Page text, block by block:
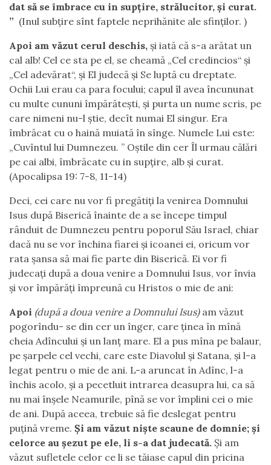
dat să se îmbrace cu in supţire, strălucitor, şi curat.
” (Inul subţire sînt faptele neprihănite ale sfinţilor. )
Apoi am văzut cerul deschis, şi iată că s-a arătat un
cal alb! Cel ce sta pe el, se cheamă „Cel credincios“ şi
„Cel adevărat“, şi El judecă şi Se luptă cu dreptate.
Ochii Lui erau ca para focului; capul îl avea încununat
cu multe cununi împărăteşti, şi purta un nume scris, pe
care nimeni nu-l ştie, decît numai El singur. Era
îmbrăcat cu o haină muiată în sînge. Numele Lui este:
„Cuvîntul lui Dumnezeu. ” Oştile din cer Îl urmau călări
pe cai albi, îmbrăcate cu in supţire, alb şi curat.
(Apocalipsa 19: 7-8, 11-14)
Deci, cei care nu vor fi pregătiți la venirea Domnului
Isus după Biserică înainte de a se începe timpul
rânduit de Dumnezeu pentru poporul Său Israel, chiar
dacă nu se vor închina fiarei și icoanei ei, oricum vor
rata șansa să mai fie parte din Biserică. Ei vor fi
judecați după a doua venire a Domnului Isus, vor învia
și vor împărăți împreună cu Hristos o mie de ani:
Apoi (după a doua venire a Domnului Isus)am văzut
pogorîndu- se din cer un înger, care ţinea în mînă
cheia Adîncului şi un lanţ mare. El a pus mîna pe balaur,
pe şarpele cel vechi, care este Diavolul şi Satana, şi l-a
legat pentru o mie de ani. L-a aruncat în Adînc, l-a
închis acolo, şi a pecetluit intrarea deasupra lui, ca să
nu mai înşele Neamurile, pînă se vor împlini cei o mie
de ani. După aceea, trebuie să fie deslegat pentru
puţină vreme. Şi am văzut nişte scaune de domnie; şi
celorce au şezut pe ele, li s-a dat judecată. Şi am
văzut sufletele celor ce li se tăiase capul din pricina